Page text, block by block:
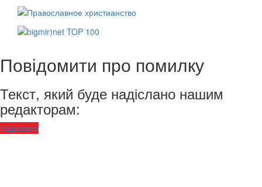
Повідомити про помилку
Текст, який буде надіслано нашим
редакторам:
Надіслати